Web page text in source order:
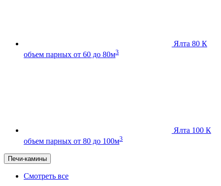
Ялта 80 К
объем парных от 60 до 80м3
Ялта 100 К
объем парных от 80 до 100м3
Печи-камины
Смотреть все